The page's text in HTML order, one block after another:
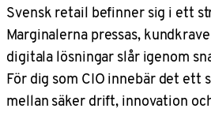
Svensk retail befinner sig i ett
Marginalerna pressas,
digitala lösningar slår igenom
För dig som CIO innebär det ett
mellan säker drift, innovation